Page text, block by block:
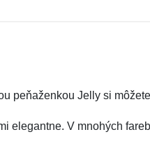
peňaženkou Jelly si
elegantne. V mnohých